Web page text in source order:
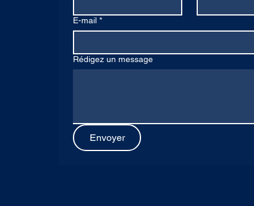
E-mail *
Rédigez un message
Envoyer